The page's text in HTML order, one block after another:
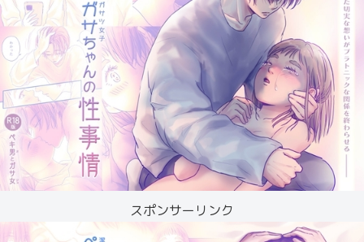
スポンサーリンク